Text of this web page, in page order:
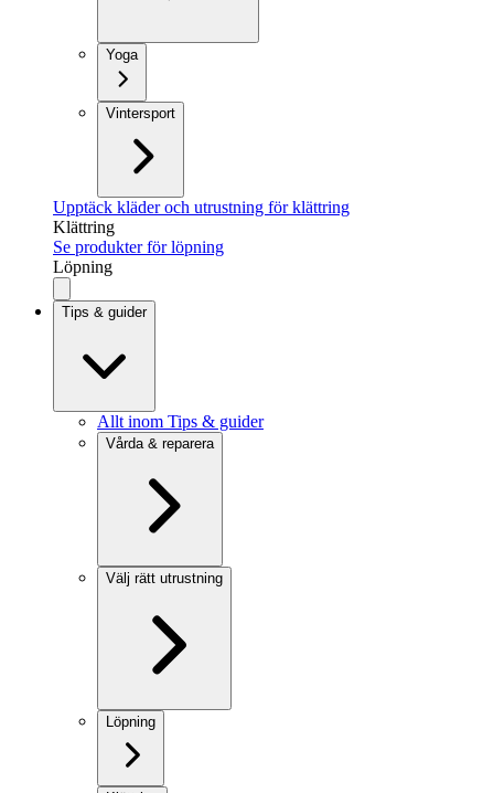
Yoga
Vintersport
Upptäck kläder och utrustning för klättring
Klättring
Se produkter för löpning
Löpning
Tips & guider
Allt inom Tips & guider
Vårda & reparera
Välj rätt utrustning
Löpning